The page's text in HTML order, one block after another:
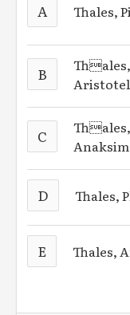
A Thales,
B
C
D Thales,
E Thales,